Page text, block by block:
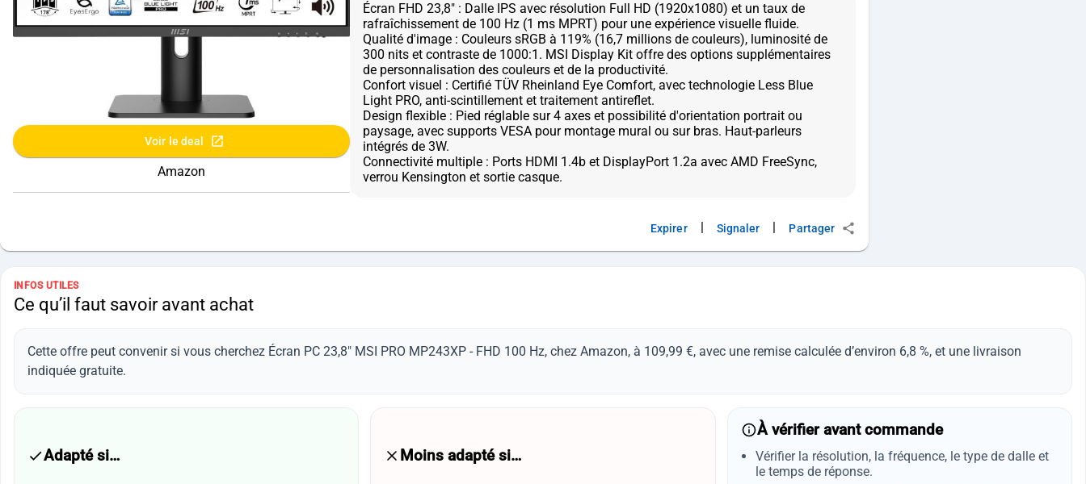
Voir le deal
Amazon
Écran FHD 23,8" : Dalle IPS avec résolution Full HD (1920x1080) et un taux de
rafraîchissement de 100 Hz (1 ms MPRT) pour une expérience visuelle fluide.
Qualité d'image : Couleurs sRGB à 119% (16,7 millions de couleurs), luminosité de
300 nits et contraste de 1000:1. MSI Display Kit offre des options supplémentaires
de personnalisation des couleurs et de la productivité.
Confort visuel : Certifié TÜV Rheinland Eye Comfort, avec technologie Less Blue
Light PRO, anti-scintillement et traitement antireflet.
Design flexible : Pied réglable sur 4 axes et possibilité d'orientation portrait ou
paysage, avec supports VESA pour montage mural ou sur bras. Haut-parleurs
intégrés de 3W.
Connectivité multiple : Ports HDMI 1.4b et DisplayPort 1.2a avec AMD FreeSync,
Expirer Signaler Partager
INFOS UTILES
Ce qu’il faut savoir avant achat
Cette offre peut convenir si vous cherchez Écran PC 23,8" MSI PRO MP243XP - FHD 100 Hz, chez Amazon, à 109,99 €, avec une remise calculée d’environ 6,8 %, et une livraison
indiquée gratuite.
Adapté si… Moins adapté si…
À vérifier avant commande
Vérifier la résolution, la fréquence, le type de dalle et
le temps de réponse.